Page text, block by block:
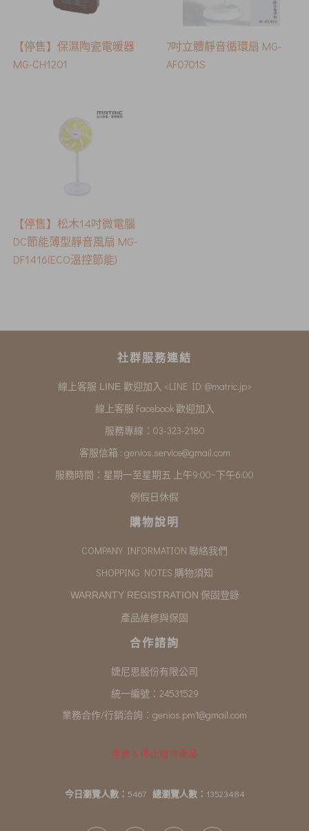
【停售】保濕陶瓷電暖器
MG-CH1201
7吋立體靜音循環扇 MG-
AF0701S
【停售】松木14吋微電腦
DC節能薄型靜音風扇 MG-
DF1416(ECO溫控節能)
社群服務連結
線上客服 LINE 歡迎加入 <LINE ID: @matric.jp>
線上客服 Facebook 歡迎加入
服務專線：03-323-2180
客服信箱 : genios.service@gmail.com
服務時間：星期一至星期五 上午9:00~下午6:00
例假日休假
購物說明
COMPANY INFORMATION 聯絡我們
SHOPPING NOTES 購物須知
WARRANTY REGISTRATION 保固登錄
產品維修與保固
合作諮詢
婕尼思股份有限公司
統一編號：24531529
業務合作/行銷洽詢： genios.pm1@gmail.com
停售 & 停止維修產品
今日瀏覽人數： 5467 總瀏覽人數： 13523484